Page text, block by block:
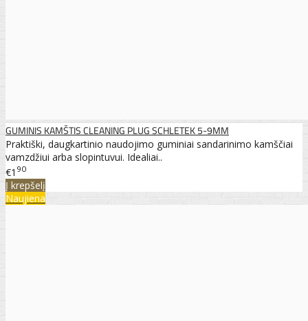
GUMINIS KAMŠTIS CLEANING PLUG SCHLETEK 5-9MM
Praktiški, daugkartinio naudojimo guminiai sandarinimo kamščiai
vamzdžiui arba slopintuvui. Idealiai..
€1 90
Į krepšelį
Naujiena